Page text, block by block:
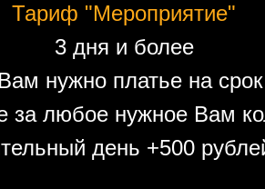
Тариф "Мероприятие"
3 дня и более
нужно платье на
за любое нужное Вам
день +500